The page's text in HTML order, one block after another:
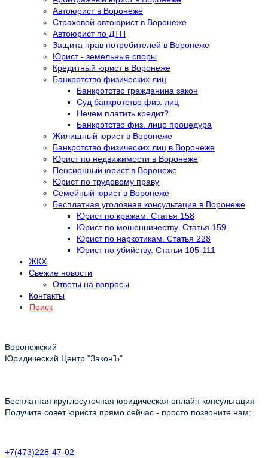
Автоюрист в Воронеже
Страховой автоюрист в Воронеже
Автоюрист по ДТП
Защита прав потребителей в Воронеже
Юрист - земельные споры
Кредитный юрист в Воронеже
Банкротство физических лиц
Банкротство гражданина закон
Суд банкротство физ. лиц
Нечем платить кредит?
Банкротство физ. лицо процедура
Жилищный юрист в Воронеже
Банкротство физических лиц в Воронеже
Юрист по недвижимости в Воронеже
Пенсионный юрист в Воронеже
Юрист по трудовому праву
Семейный юрист в Воронеже
Бесплатная уголовная консультация в Воронеже
Юрист по кражам. Статья 158
Юрист по мошенничеству. Статья 159
Юрист по наркотикам. Статья 228
Юрист по убийству. Статьи 105-111
ЖКХ
Свежие новости
Ответы на вопросы
Контакты
Поиск
Воронежский
Юридический Центр "ЗаконЪ"
Бесплатная круглосуточная юридическая онлайн консультация
Получите совет юриста прямо сейчас - просто позвоните нам:
+7(473)228-47-02